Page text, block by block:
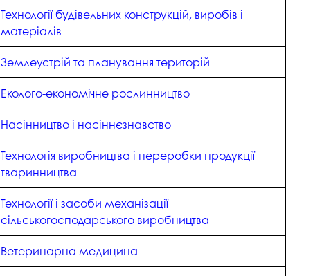
Технології будівельних конструкцій, виробів і
матеріалів
Землеустрій та планування територій
Еколого-економічне рослинництво
Насінництво і насіннєзнавство
Технологія виробництва і переробки продукції
тваринництва
Технології і засоби механізації
сільськогосподарського виробництва
Ветеринарна медицина